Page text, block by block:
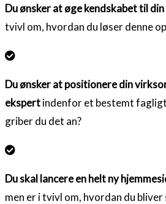
Du ønsker at øge kendskabet til
tvivl om, hvordan du løser denne
Du ønsker at positionere din
ekspertindenfor et bestemt
griber du det an?
Du skal lancere en helt ny
men er i tvivl om, hvordan du